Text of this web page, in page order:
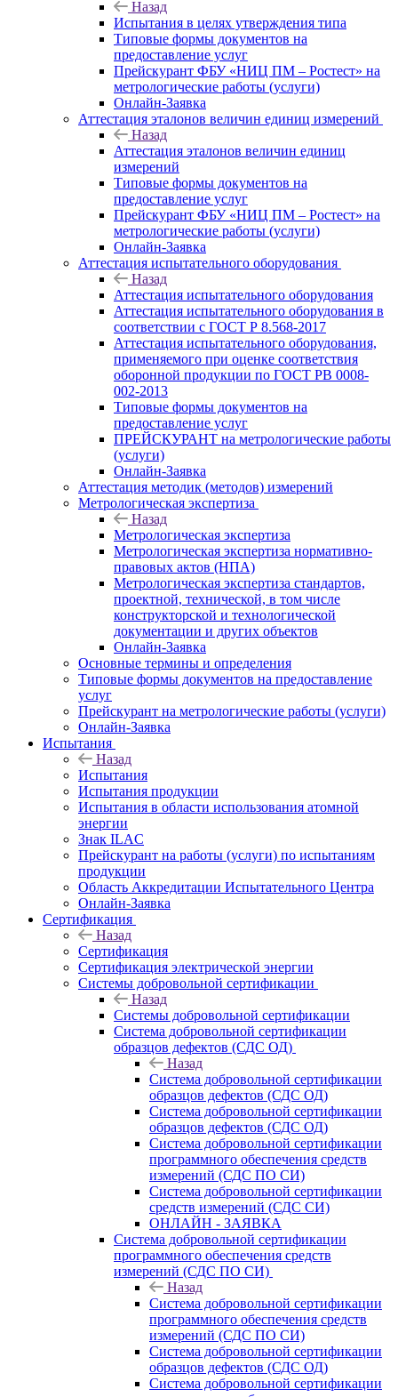
Назад
Испытания в целях утверждения типа
Типовые формы документов на
предоставление услуг
Прейскурант ФБУ «НИЦ ПМ – Ростест» на
метрологические работы (услуги)
Онлайн-Заявка
Аттестация эталонов величин единиц измерений
Назад
Аттестация эталонов величин единиц
измерений
Типовые формы документов на
предоставление услуг
Прейскурант ФБУ «НИЦ ПМ – Ростест» на
метрологические работы (услуги)
Онлайн-Заявка
Аттестация испытательного оборудования
Назад
Аттестация испытательного оборудования
Аттестация испытательного оборудования в
соответствии с ГОСТ Р 8.568-2017
Аттестация испытательного оборудования,
применяемого при оценке соответствия
оборонной продукции по ГОСТ РВ 0008-
002-2013
Типовые формы документов на
предоставление услуг
ПРЕЙСКУРАНТ на метрологические работы
(услуги)
Онлайн-Заявка
Аттестация методик (методов) измерений
Метрологическая экспертиза
Назад
Метрологическая экспертиза
Метрологическая экспертиза нормативно-
правовых актов (НПА)
Метрологическая экспертиза стандартов,
проектной, технической, в том числе
конструкторской и технологической
документации и других объектов
Онлайн-Заявка
Основные термины и определения
Типовые формы документов на предоставление
услуг
Прейскурант на метрологические работы (услуги)
Онлайн-Заявка
Испытания
Назад
Испытания
Испытания продукции
Испытания в области использования атомной
энергии
Знак ILAC
Прейскурант на работы (услуги) по испытаниям
продукции
Область Аккредитации Испытательного Центра
Онлайн-Заявка
Сертификация
Назад
Сертификация
Сертификация электрической энергии
Системы добровольной сертификации
Назад
Системы добровольной сертификации
Система добровольной сертификации
образцов дефектов (СДС ОД)
Назад
Система добровольной сертификации
образцов дефектов (СДС ОД)
Система добровольной сертификации
образцов дефектов (СДС ОД)
Система добровольной сертификации
программного обеспечения средств
измерений (СДС ПО СИ)
Система добровольной сертификации
средств измерений (СДС СИ)
ОНЛАЙН - ЗАЯВКА
Система добровольной сертификации
программного обеспечения средств
измерений (СДС ПО СИ)
Назад
Система добровольной сертификации
программного обеспечения средств
измерений (СДС ПО СИ)
Система добровольной сертификации
образцов дефектов (СДС ОД)
Система добровольной сертификации